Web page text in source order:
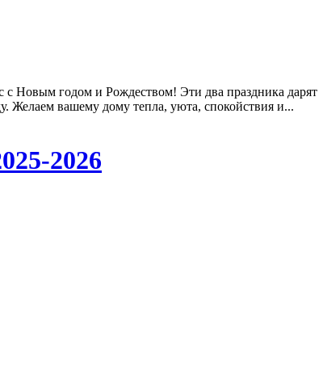
с Новым годом и Рождеством! Эти два праздника дарят
Желаем вашему дому тепла, уюта, спокойствия и...
2026